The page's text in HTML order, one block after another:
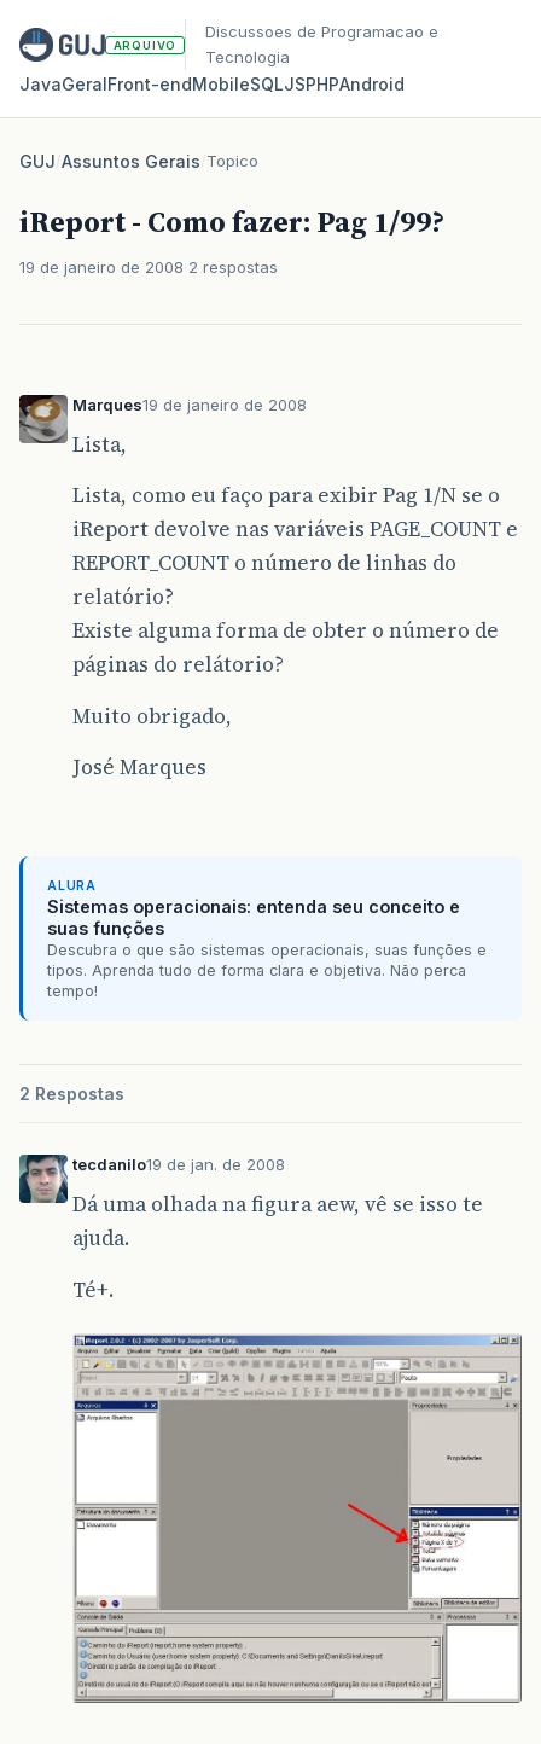
ARQUIVO
Discussoes de Programacao e
Tecnologia
JavaGeralFront‑endMobileSQLJSPHPAndroid
GUJ/Assuntos Gerais/Topico
iReport - Como fazer: Pag 1/99?
19 de janeiro de 2008 2 respostas
Marques19 de janeiro de 2008
Lista,
Lista, como eu faço para exibir Pag 1/N se o
iReport devolve nas variáveis PAGE_COUNT e
REPORT_COUNT o número de linhas do
relatório?
Existe alguma forma de obter o número de
páginas do relátorio?
Muito obrigado,
José Marques
ALURA
Sistemas operacionais: entenda seu conceito e
suas funções
Descubra o que são sistemas operacionais, suas funções e
tipos. Aprenda tudo de forma clara e objetiva. Não perca
tempo!
2 Respostas
tecdanilo19 de jan. de 2008
Dá uma olhada na figura aew, vê se isso te
ajuda.
Té+.